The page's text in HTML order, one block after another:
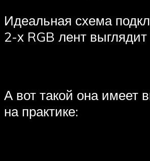
Идеальная схема
2-х RGB лент выглядит
А вот такой она имеет
на практике: